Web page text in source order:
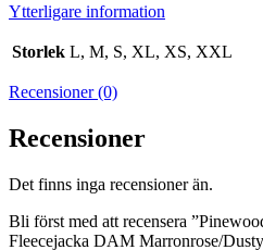
Ytterligare information
Storlek L, M, S, XL, XS, XXL
Recensioner (0)
Recensioner
Det finns inga recensioner än.
Bli först med att recensera
Fleecejacka DAM Marronrose/